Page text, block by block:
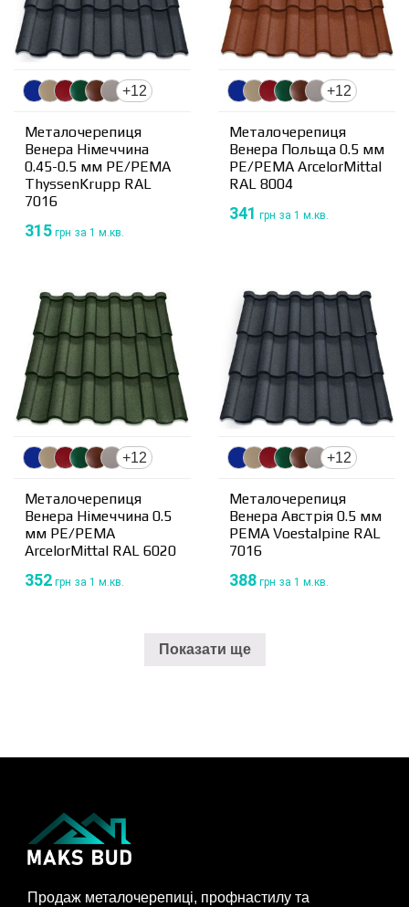
+12
Металочерепиця
Венера Німеччина
0.45-0.5 мм PE/PEMA
ThyssenKrupp RAL
7016
315 грн за 1 м.кв.
+12
Металочерепиця
Венера Польща 0.5 мм
PE/PEMA ArcelorMittal
RAL 8004
341 грн за 1 м.кв.
+12
Металочерепиця
Венера Німеччина 0.5
мм PE/PEMA
ArcelorMittal RAL 6020
352 грн за 1 м.кв.
+12
Металочерепиця
Венера Австрія 0.5 мм
PEMA Voestalpine RAL
7016
388 грн за 1 м.кв.
Показати ще
Продаж металочерепиці, профнастилу та